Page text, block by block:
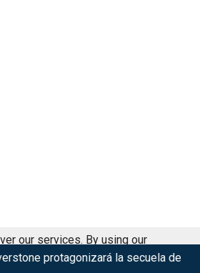
la secuela de Clueless Sr.
our services. By using our
our use of cookies.
Got it